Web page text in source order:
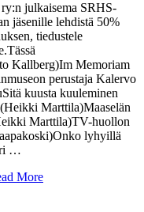
julkaisema SRHS-
jäsenille lehdistä 50%
tiedustele
Kallberg)Im Memoriam
perustaja Kalervo
kuusta kuuleminen
Marttila)Maaselän
Marttila)TV-huollon
lyhyillä
…
More